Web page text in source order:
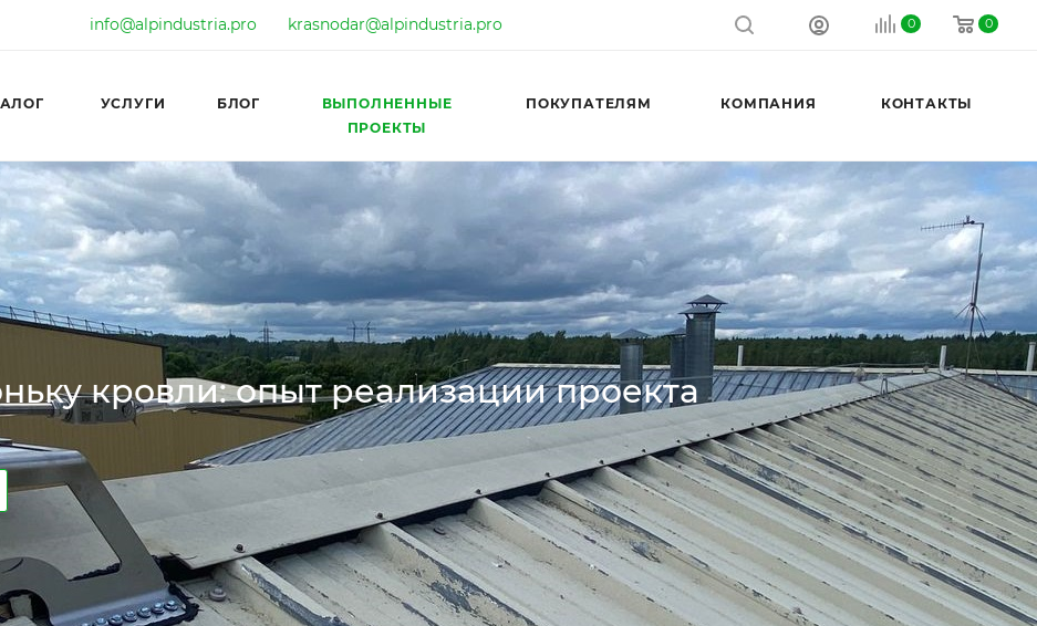
info@alpindustria.pro krasnodar@alpindustria.pro 0 0
УСЛУГИ БЛОГ
ВЫПОЛНЕННЫЕ
ПРОЕКТЫ
ПОКУПАТЕЛЯМ КОМПАНИЯ КОНТАКТЫ
кровли: опыт реализации проекта